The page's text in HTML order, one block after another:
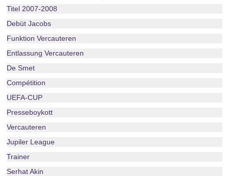
Titel 2007-2008
Debüt Jacobs
Funktion Vercauteren
Entlassung Vercauteren
De Smet
Compétition
UEFA-CUP
Presseboykott
Vercauteren
Jupiler League
Trainer
Serhat Akin